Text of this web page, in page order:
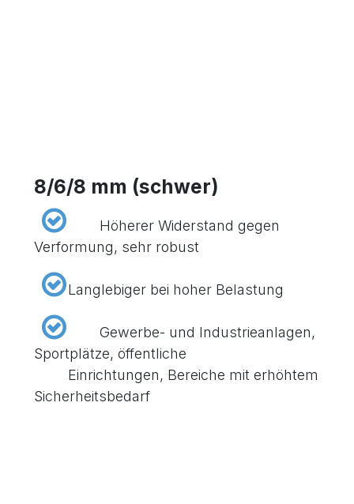
8/6/8 mm (schwer)
​Höherer Widerstand gegen
Verformung, sehr robust
​Langlebiger bei hoher Belastung
​Gewerbe- und Industrieanlagen,
Sportplätze, öffentliche
​Einrichtungen, Bereiche mit erhöhtem
Sicherheitsbedarf